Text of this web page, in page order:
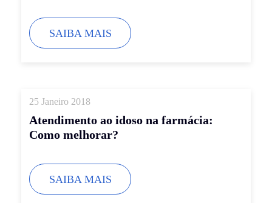
SAIBA MAIS
25 Janeiro 2018
Atendimento ao idoso na farmácia:
Como melhorar?
SAIBA MAIS